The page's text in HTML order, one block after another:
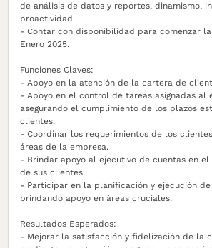
de análisis de datos y reportes, dinamismo,
proactividad.
- Contar con disponibilidad para comenzar
Enero 2025.
Funciones Claves:
- Apoyo en la atención de la cartera de
- Apoyo en el control de tareas asignadas al
asegurando el cumplimiento de los plazos
clientes.
- Coordinar los requerimientos de los
áreas de la empresa.
- Brindar apoyo al ejecutivo de cuentas en
de sus clientes.
- Participar en la planificación y ejecución
brindando apoyo en áreas cruciales.
Resultados Esperados:
- Mejorar la satisfacción y fidelización de la